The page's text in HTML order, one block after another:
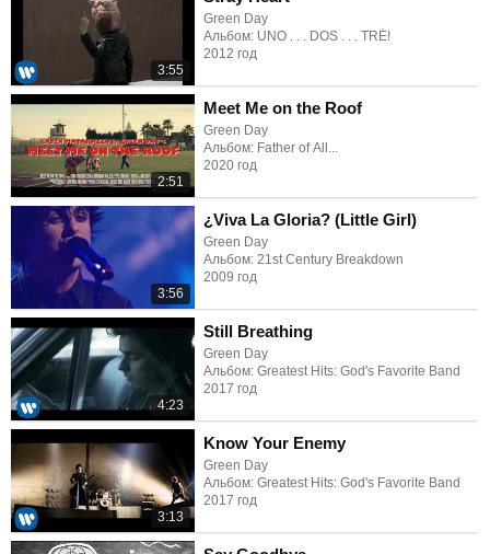
3:55
Green Day
Альбом: UNO . . . DOS . . . TRÉ!
2012 год
2:51
Meet Me on the Roof
Green Day
Альбом: Father of All...
2020 год
3:56
¿Viva La Gloria? (Little Girl)
Green Day
Альбом: 21st Century Breakdown
2009 год
4:23
Still Breathing
Green Day
Альбом: Greatest Hits: God's Favorite Band
2017 год
3:13
Know Your Enemy
Green Day
Альбом: Greatest Hits: God's Favorite Band
2017 год